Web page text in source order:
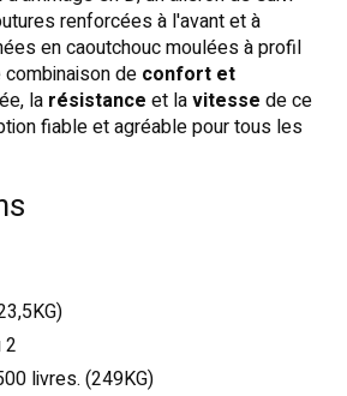
renforcées à l'avant et à
en caoutchouc moulées à profil
combinaison de confort et
la résistance et lavitesse de ce
fiable et agréable pour tous les
2
livres. (249KG)